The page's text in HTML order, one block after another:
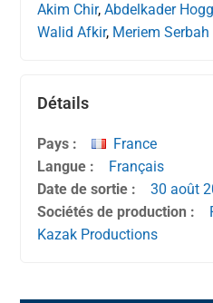
Akim Chir,Abdelkader
Walid Afkir, Meriem Serbah
Détails
Pays :
France
Langue :
Français
Date de sortie :
30 août
Sociétés de production :
Kazak Productions